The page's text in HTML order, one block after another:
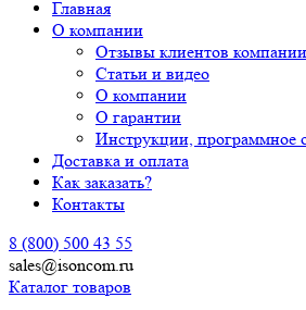
Главная
О компании
Отзывы клиентов
Статьи и видео
О компании
О гарантии
Инструкции, программное
Доставка и оплата
Как заказать?
Контакты
8 (800) 500 43 55
sales@isoncom.ru
Каталог товаров